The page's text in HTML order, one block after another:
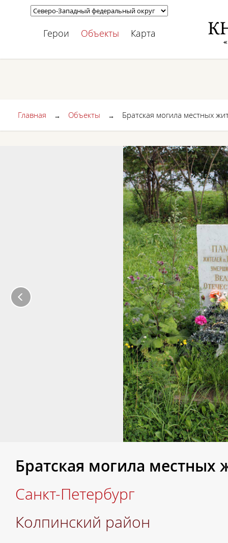
Герои Объекты Карта
Главная → Объекты → Братская могила местных
Братская могила местных
Санкт-Петербург
Колпинский район